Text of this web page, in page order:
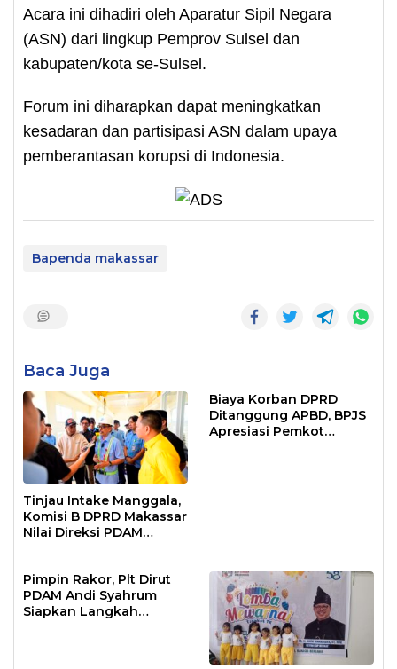
Acara ini dihadiri oleh Aparatur Sipil Negara
(ASN) dari lingkup Pemprov Sulsel dan
kabupaten/kota se-Sulsel.
Forum ini diharapkan dapat meningkatkan
kesadaran dan partisipasi ASN dalam upaya
pemberantasan korupsi di Indonesia.
Bapenda makassar
Baca Juga
Tinjau Intake Manggala,
Komisi B DPRD Makassar
Nilai Direksi PDAM
Biaya Korban DPRD
Ditanggung APBD, BPJS
Apresiasi Pemkot
Pimpin Rakor, Plt Dirut
PDAM Andi Syahrum
Siapkan Langkah